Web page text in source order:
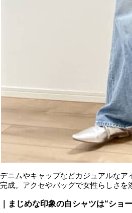
デニムやキャップなどカジュアルな
完成。アクセやバッグで女性らしさを
｜まじめな印象の白シャツは“ショ